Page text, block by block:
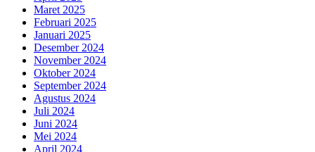
Maret 2025
Februari 2025
Januari 2025
Desember 2024
November 2024
Oktober 2024
September 2024
Agustus 2024
Juli 2024
Juni 2024
Mei 2024
April 2024